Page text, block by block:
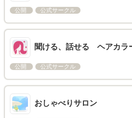
公開 公式サークル
聞ける、話せる ヘアカラ
公開 公式サークル
おしゃべりサロン